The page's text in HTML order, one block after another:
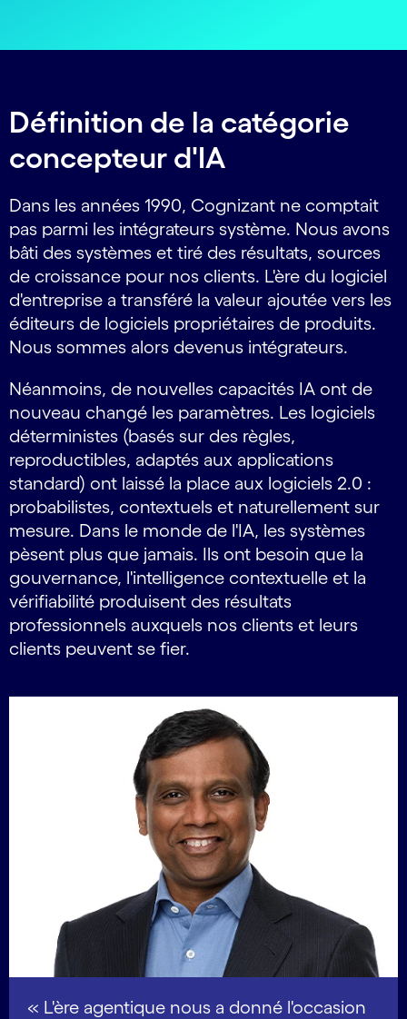
Définition de la catégorie
concepteur d'IA
Dans les années 1990, Cognizant ne comptait
pas parmi les intégrateurs système. Nous avons
bâti des systèmes et tiré des résultats, sources
de croissance pour nos clients. L'ère du logiciel
d'entreprise a transféré la valeur ajoutée vers les
éditeurs de logiciels propriétaires de produits.
Nous sommes alors devenus intégrateurs.
Néanmoins, de nouvelles capacités IA ont de
nouveau changé les paramètres. Les logiciels
déterministes (basés sur des règles,
reproductibles, adaptés aux applications
standard) ont laissé la place aux logiciels 2.0 :
probabilistes, contextuels et naturellement sur
mesure. Dans le monde de l'IA, les systèmes
pèsent plus que jamais. Ils ont besoin que la
gouvernance, l'intelligence contextuelle et la
vérifiabilité produisent des résultats
professionnels auxquels nos clients et leurs
clients peuvent se fier.
« L'ère agentique nous a donné l'occasion